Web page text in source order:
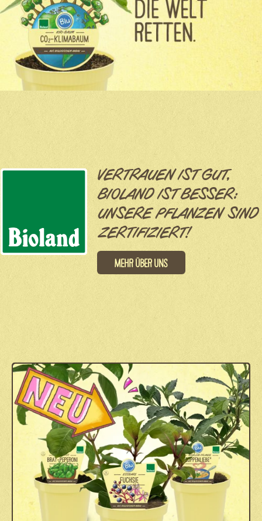
VERTRAUEN IST GUT,
BIOLAND IST BESSER:
UNSERE PFLANZEN SIND
ZERTIFIZIERT!
Mehr über uns